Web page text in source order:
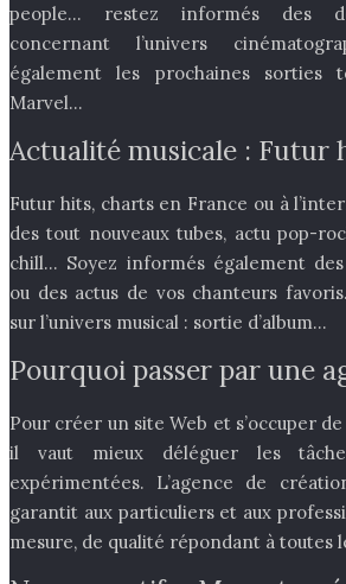
people… restez informés des
concernant l’univers
également les prochaines sorties
Marvel…
Actualité musicale : Futur
Futur hits, charts en France ou à
des tout nouveaux tubes, actu pop-
chill… Soyez informés également
ou des actus de vos chanteurs
sur l’univers musical : sortie d’album…
Pourquoi passer par une
Pour créer un site Web et s’occuper
il vaut mieux déléguer les
expérimentées. L’agence de
garantit aux particuliers et aux
mesure, de qualité répondant à toutes